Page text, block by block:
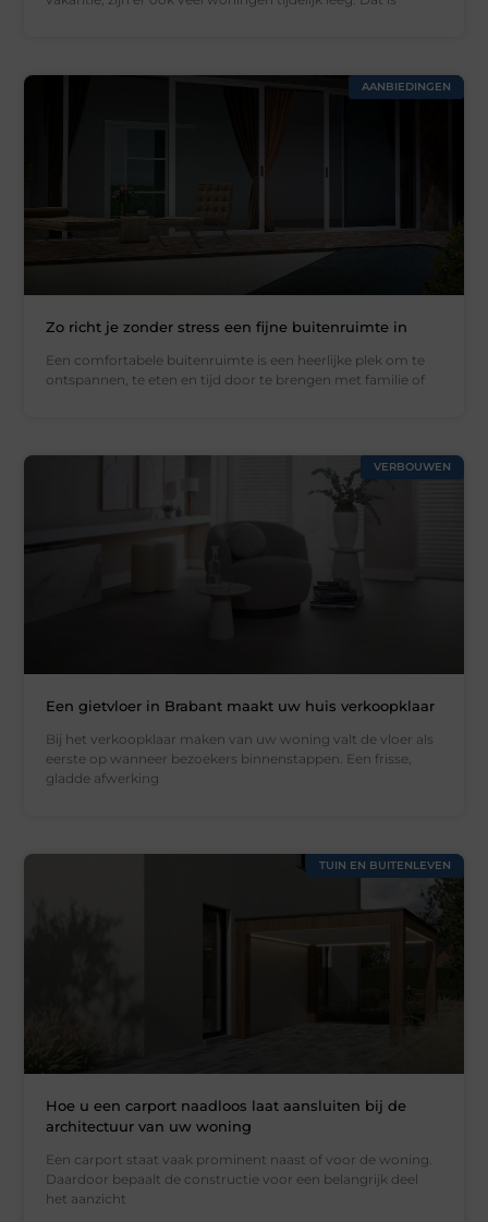
AANBIEDINGEN
Zo richt je zonder stress een fijne buitenruimte in
Een comfortabele buitenruimte is een heerlijke plek om te
ontspannen, te eten en tijd door te brengen met familie of
VERBOUWEN
Een gietvloer in Brabant maakt uw huis verkoopklaar
Bij het verkoopklaar maken van uw woning valt de vloer als
eerste op wanneer bezoekers binnenstappen. Een frisse,
gladde afwerking
TUIN EN BUITENLEVEN
Hoe u een carport naadloos laat aansluiten bij de
architectuur van uw woning
Een carport staat vaak prominent naast of voor de woning.
Daardoor bepaalt de constructie voor een belangrijk deel
het aanzicht